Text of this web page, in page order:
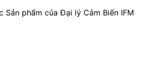
phẩm của Đại lý Cảm Biến IFM